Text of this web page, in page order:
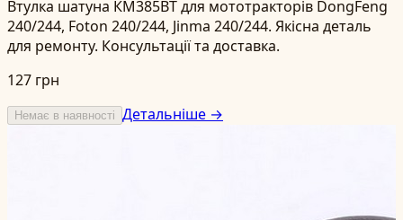
Втулка шатуна КМ385ВТ для мототракторів DongFeng
240/244, Foton 240/244, Jinma 240/244. Якісна деталь
для ремонту. Консультації та доставка.
127 грн
Немає в наявності Детальніше →